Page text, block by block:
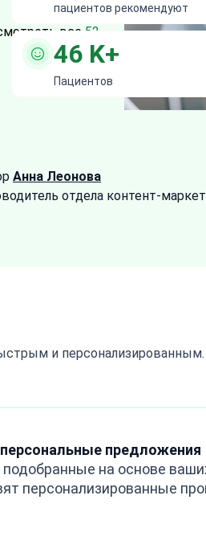
все 52
пациентов рекомендуют
46 K+
Пациентов
Анна Леонова
отдела контент-
и персонализированным.
предложения
подобранные на основе
персонализированные